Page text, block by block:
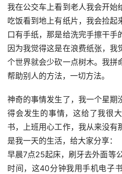
我在公交车上看到老人我会开始
吃饭看到地上有纸片，我会捡起
口有手纸，那是给洗完手擦干手
因为我觉得这是在浪费纸张，我
个世界就会少砍一点树木。我拼
帮助别人的方法，一切方法。
神奇的事情发生了，我一个星期
得会发生的事情，这给了我很
书，上班用心工作，我从来没有
是我一天的生活，给大家分享：
早晨7点25起床，刷牙去外面等
时间，这40分钟我用手机电子